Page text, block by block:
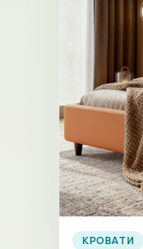
КРОВАТИ